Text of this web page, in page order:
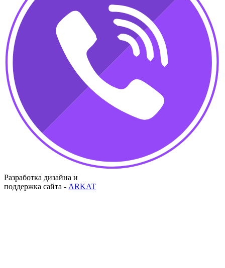
Разработка дизайна и
поддержка сайта - ARKAT